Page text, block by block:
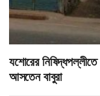
যশোরের
আসতেন বাবুরা